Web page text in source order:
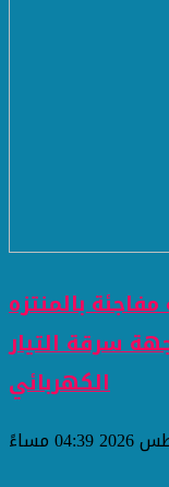
بالمنتزه
سرقة التيار
الكهربائي